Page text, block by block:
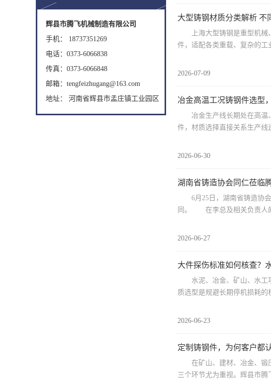
辉县市腾飞机械制造有限公司
手机： 18737351269
电话：0373-6066838
传真：0373-6066848
邮箱：tengfeizhugang@163.com
地址： 河南省辉县市孟庄镇工业园区
大型铸钢材质分类解析 不
上海大型铸钢是重型机械、
件，适配各类重载、复杂的工
2026-07-09
冶金高温工况铸钢件选型
冶金生产线长期处在高温、
件，材质选择直接关系生产线
2026-06-30
湖南省铸造协会同仁莅临
6月25日，湖南省铸造协会
同。 在李总及相关负责人
2026-06-27
大件探伤标准如何核查？
水泥、冶金、矿山、水工项
质选型是规避长期停机损耗的
2026-06-23
定制铸钢件，为何客户都
在矿山、建材、冶金、锻压
三个环节尤为重视。辉县市腾